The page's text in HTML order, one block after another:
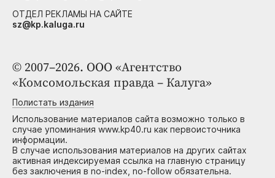
© 2007–2026. ООО «Агентство
«Комсомольская правда – Калуга»
Полистать издания
Использование материалов сайта возможно только в
случае упоминания www.kp40.ru как первоисточника
информации.
В случае использования материалов на других сайтах
активная индексируемая ссылка на главную страницу
без заключения в no-index, no-follow обязательна.
ОТДЕЛ РЕКЛАМЫ НА САЙТЕ
sz@kp.kaluga.ru